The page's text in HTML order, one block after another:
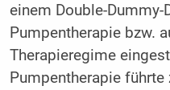
einem Double-
Pumpentherapie bzw.
Therapieregime
Pumpentherapie führte